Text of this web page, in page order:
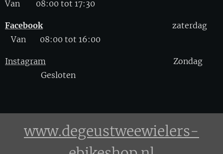
Van 08:00 tot 17:30
Facebookzaterdag
Van 08:00 tot 16:00
Instagram Zondag
Gesloten
www.degeustweewielers-